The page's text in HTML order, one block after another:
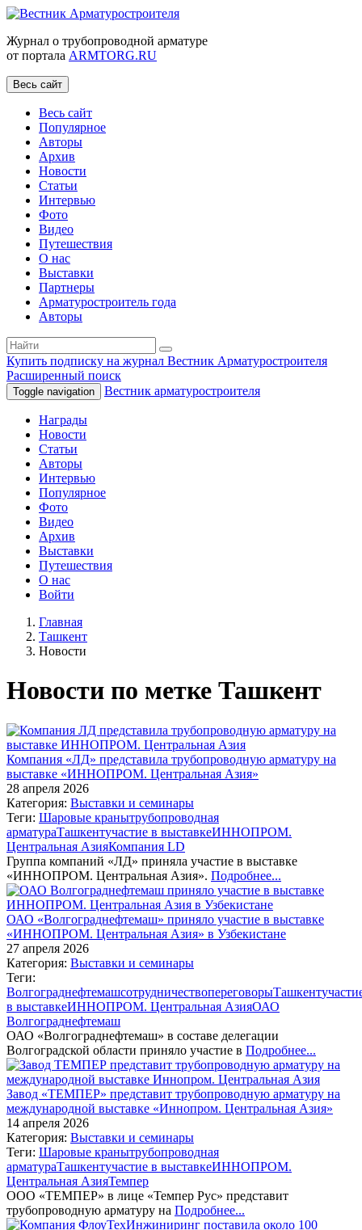
Журнал о трубопроводной арматуре
от портала ARMTORG.RU
Весь сайт
Весь сайт
Популярное
Авторы
Архив
Новости
Статьи
Интервью
Фото
Видео
Путешествия
О нас
Выставки
Партнеры
Арматуростроитель года
Авторы
Купить подписку на журнал Вестник Арматуростроителя
Расширенный поиск
Toggle navigation Вестник арматуростроителя
Награды
Новости
Статьи
Авторы
Интервью
Популярное
Фото
Видео
Архив
Выставки
Путешествия
О нас
Войти
Главная
Ташкент
Новости
Новости по метке Ташкент
Компания «ЛД» представила трубопроводную арматуру на
выставке «ИННОПРОМ. Центральная Азия»
28 апреля 2026
Категория: Выставки и семинары
Теги: Шаровые кранытрубопроводная
арматураТашкентучастие в выставкеИННОПРОМ.
Центральная АзияКомпания LD
Группа компаний «ЛД» приняла участие в выставке
«ИННОПРОМ. Центральная Азия». Подробнее...
ОАО «Волгограднефтемаш» приняло участие в выставке
«ИННОПРОМ. Центральная Азия» в Узбекистане
27 апреля 2026
Категория: Выставки и семинары
Теги:
ВолгограднефтемашсотрудничествопереговорыТашкент
в выставкеИННОПРОМ. Центральная АзияОАО
Волгограднефтемаш
ОАО «Волгограднефтемаш» в составе делегации
Волгоградской области приняло участие в Подробнее...
Завод «ТЕМПЕР» представит трубопроводную арматуру на
международной выставке «Иннопром. Центральная Азия»
14 апреля 2026
Категория: Выставки и семинары
Теги: Шаровые кранытрубопроводная
арматураТашкентучастие в выставкеИННОПРОМ.
Центральная АзияТемпер
ООО «ТЕМПЕР» в лице «Темпер Рус» представит
трубопроводную арматуру на Подробнее...